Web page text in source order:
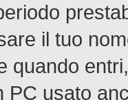
il tuo
quando
PC usato